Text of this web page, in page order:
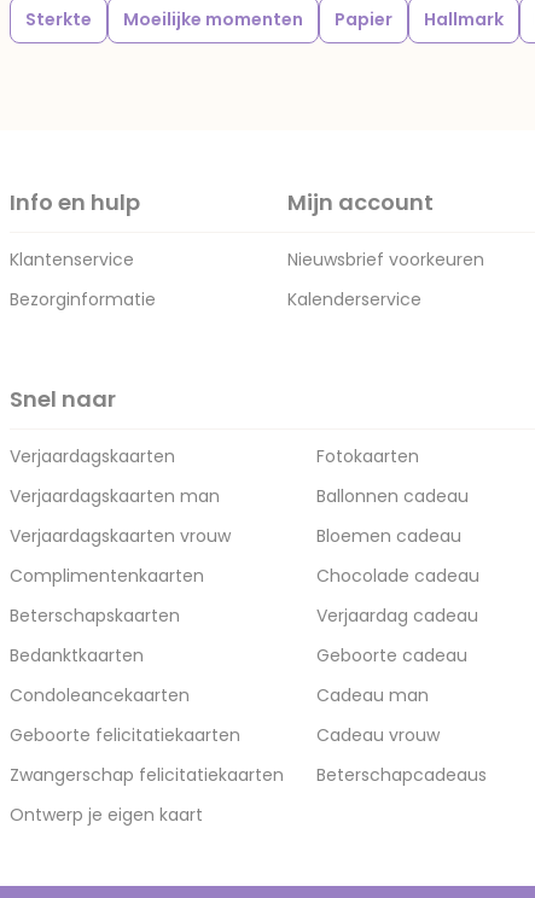
Sterkte Moeilijke momenten Papier Hallmark
Info en hulp
Klantenservice
Bezorginformatie
Mijn account
Nieuwsbrief voorkeuren
Kalenderservice
Snel naar
Verjaardagskaarten
Verjaardagskaarten man
Verjaardagskaarten vrouw
Complimentenkaarten
Beterschapskaarten
Bedanktkaarten
Condoleancekaarten
Geboorte felicitatiekaarten
Zwangerschap felicitatiekaarten
Ontwerp je eigen kaart
Fotokaarten
Ballonnen cadeau
Bloemen cadeau
Chocolade cadeau
Verjaardag cadeau
Geboorte cadeau
Cadeau man
Cadeau vrouw
Beterschapcadeaus